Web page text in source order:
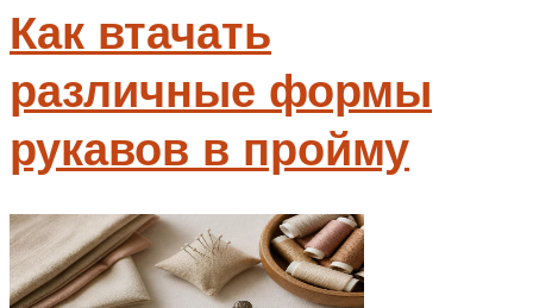
Как втачать
различные формы
рукавов в пройму